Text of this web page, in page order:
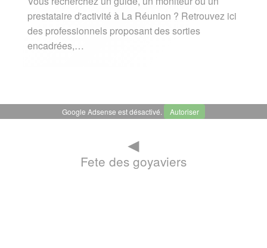
prestataire d'activité à La Réunion ? Retrouvez ici
des professionnels proposant des sorties
encadrées,…
Google Adsense est désactivé. Autoriser
◄
Fete des goyaviers